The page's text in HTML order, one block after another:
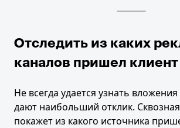
Отследить из каких
каналов пришел клиент
Не всегда удается узнать
дают наибольший отклик.
покажет из какого источника